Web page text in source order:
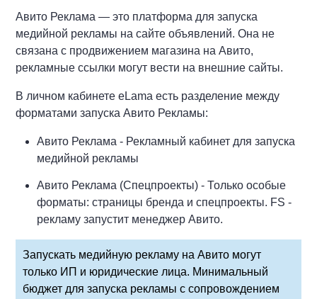
Авито Реклама — это платформа для запуска
медийной рекламы на сайте объявлений. Она не
связана с продвижением магазина на Авито,
рекламные ссылки могут вести на внешние сайты.
В личном кабинете eLama есть разделение между
форматами запуска Авито Рекламы:
Авито Реклама - Рекламный кабинет для запуска
медийной рекламы
Авито Реклама (Спецпроекты) - Только особые
форматы: страницы бренда и спецпроекты. FS -
рекламу запустит менеджер Авито.
Запускать медийную рекламу на Авито могут
только ИП и юридические лица. Минимальный
бюджет для запуска рекламы с сопровождением